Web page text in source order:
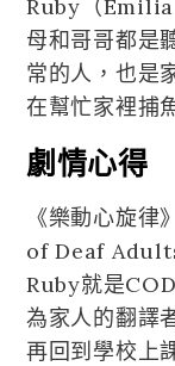
Ruby（Emilia
母和哥哥都是
常的人，也是
在幫忙家裡捕
劇情心得
《樂動心旋
of Deaf
Ruby就是
為家人的翻譯
再回到學校上